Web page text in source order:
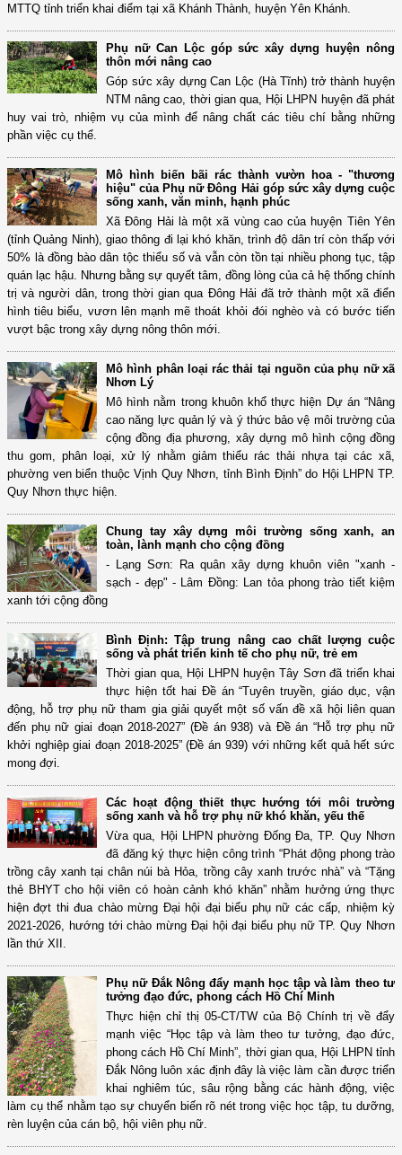
MTTQ tỉnh triển khai điểm tại xã Khánh Thành, huyện Yên Khánh.
Phụ nữ Can Lộc góp sức xây dựng huyện nông
thôn mới nâng cao
Góp sức xây dựng Can Lộc (Hà Tĩnh) trở thành huyện
NTM nâng cao, thời gian qua, Hội LHPN huyện đã phát
huy vai trò, nhiệm vụ của mình để nâng chất các tiêu chí bằng những
phần việc cụ thể.
Mô hình biến bãi rác thành vườn hoa - "thương
hiệu" của Phụ nữ Đông Hải góp sức xây dựng cuộc
sống xanh, văn minh, hạnh phúc
Xã Đông Hải là một xã vùng cao của huyện Tiên Yên
(tỉnh Quảng Ninh), giao thông đi lại khó khăn, trình độ dân trí còn thấp với
50% là đồng bào dân tộc thiểu số và vẫn còn tồn tại nhiều phong tục, tập
quán lạc hậu. Nhưng bằng sự quyết tâm, đồng lòng của cả hệ thống chính
trị và người dân, trong thời gian qua Đông Hải đã trở thành một xã điển
hình tiêu biểu, vươn lên mạnh mẽ thoát khỏi đói nghèo và có bước tiến
vượt bậc trong xây dựng nông thôn mới.
Mô hình phân loại rác thải tại nguồn của phụ nữ xã
Nhơn Lý
Mô hình nằm trong khuôn khổ thực hiện Dự án “Nâng
cao năng lực quản lý và ý thức bảo vệ môi trường của
cộng đồng địa phương, xây dựng mô hình cộng đồng
thu gom, phân loại, xử lý nhằm giảm thiểu rác thải nhựa tại các xã,
phường ven biển thuộc Vịnh Quy Nhơn, tỉnh Bình Định” do Hội LHPN TP.
Quy Nhơn thực hiện.
Chung tay xây dựng môi trường sống xanh, an
toàn, lành mạnh cho cộng đồng
- Lạng Sơn: Ra quân xây dựng khuôn viên "xanh -
sạch - đẹp" - Lâm Đồng: Lan tỏa phong trào tiết kiệm
xanh tới cộng đồng
Bình Định: Tập trung nâng cao chất lượng cuộc
sống và phát triển kinh tế cho phụ nữ, trẻ em
Thời gian qua, Hội LHPN huyện Tây Sơn đã triển khai
thực hiện tốt hai Đề án “Tuyên truyền, giáo dục, vận
động, hỗ trợ phụ nữ tham gia giải quyết một số vấn đề xã hội liên quan
đến phụ nữ giai đoạn 2018-2027” (Đề án 938) và Đề án “Hỗ trợ phụ nữ
khởi nghiệp giai đoạn 2018-2025” (Đề án 939) với những kết quả hết sức
mong đợi.
Các hoạt động thiết thực hướng tới môi trường
sống xanh và hỗ trợ phụ nữ khó khăn, yếu thế
Vừa qua, Hội LHPN phường Đống Đa, TP. Quy Nhơn
đã đăng ký thực hiện công trình “Phát động phong trào
trồng cây xanh tại chân núi bà Hỏa, trồng cây xanh trước nhà” và “Tặng
thẻ BHYT cho hội viên có hoàn cảnh khó khăn” nhằm hưởng ứng thực
hiện đợt thi đua chào mừng Đại hội đại biểu phụ nữ các cấp, nhiệm kỳ
2021-2026, hướng tới chào mừng Đại hội đại biểu phụ nữ TP. Quy Nhơn
lần thứ XII.
Phụ nữ Đắk Nông đẩy mạnh học tập và làm theo tư
tưởng đạo đức, phong cách Hồ Chí Minh
Thực hiện chỉ thị 05-CT/TW của Bộ Chính trị về đẩy
mạnh việc “Học tập và làm theo tư tưởng, đạo đức,
phong cách Hồ Chí Minh”, thời gian qua, Hội LHPN tỉnh
Đắk Nông luôn xác định đây là việc làm cần được triển
khai nghiêm túc, sâu rộng bằng các hành động, việc
làm cụ thể nhằm tạo sự chuyển biến rõ nét trong việc học tập, tu dưỡng,
rèn luyện của cán bộ, hội viên phụ nữ.